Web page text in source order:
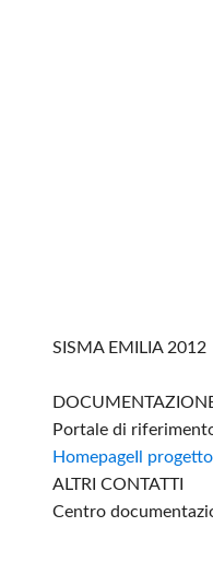
SISMA EMILIA 2012
Portale di
Homepage Il progetto
ALTRI CONTATTI
Centro